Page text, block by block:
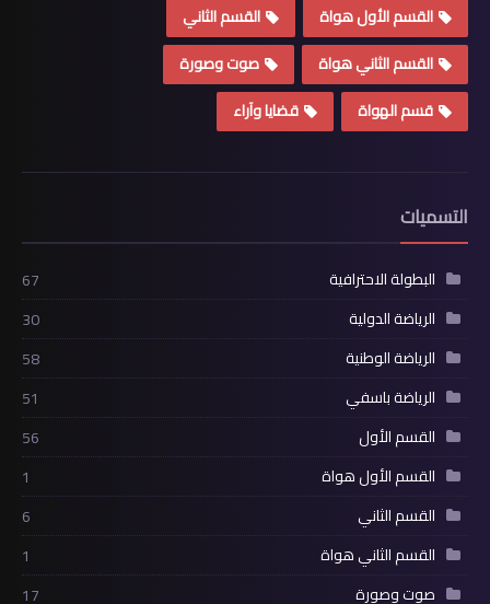
القسم الأول هواة
القسم الثاني
القسم الثاني هواة
صوت وصورة
قسم الهواة
قضايا وآراء
التسميات
البطولة الاحترافية
67
الرياضة الدولية
30
الرياضة الوطنية
58
الرياضة باسفي
51
القسم الأول
56
القسم الأول هواة
1
القسم الثاني
6
القسم الثاني هواة
1
صوت وصورة
17